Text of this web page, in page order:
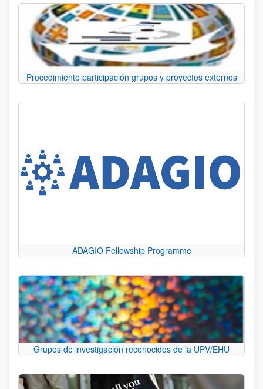
Procedimiento participación grupos y proyectos externos
ADAGIO Fellowship Programme
Grupos de investigación reconocidos de la UPV/EHU